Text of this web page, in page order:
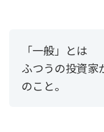
「一般」とは
ふつうの投資家
のこと。